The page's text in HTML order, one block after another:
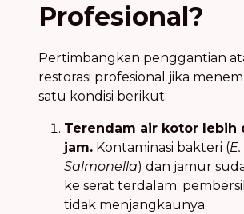
Profesional?
Pertimbangkan penggantian
restorasi profesional jika
satu kondisi berikut:
Terendam air kotor lebih
jam. Kontaminasi bakteri (
Salmonella) dan jamur
ke serat terdalam;
tidak menjangkaunya.